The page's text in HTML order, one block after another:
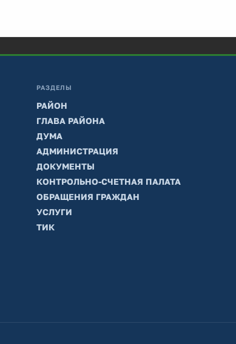
РАЗДЕЛЫ
РАЙОН
ГЛАВА РАЙОНА
ДУМА
АДМИНИСТРАЦИЯ
ДОКУМЕНТЫ
КОНТРОЛЬНО-СЧЕТНАЯ ПАЛАТА
ОБРАЩЕНИЯ ГРАЖДАН
УСЛУГИ
ТИК